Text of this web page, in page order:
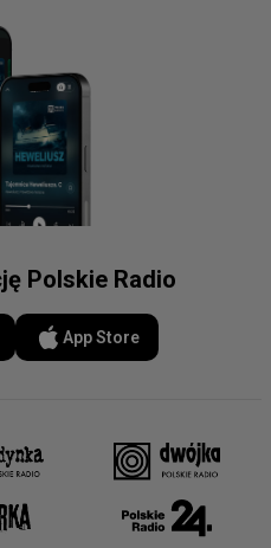
Polskie Radio
App Store